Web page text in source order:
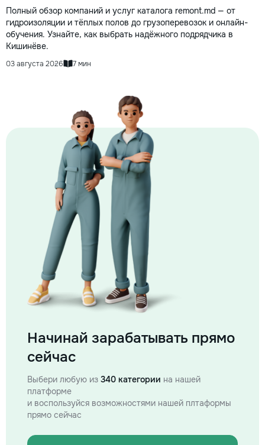
Полный обзор компаний и услуг каталога remont.md — от
гидроизоляции и тёплых полов до грузоперевозок и онлайн-
обучения. Узнайте, как выбрать надёжного подрядчика в
Кишинёве.
03 августа 2026 7 мин
Начинай зарабатывать прямо
сейчас
Выбери любую из 340 категории на нашей
платформе
и воспользуйся возможностями нашей плтаформы
прямо сейчас